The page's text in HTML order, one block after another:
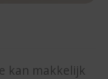
kan makkelijk